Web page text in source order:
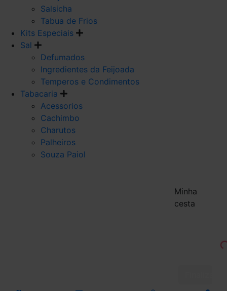
Salsicha
Tabua de Frios
Kits Especiais
Sal
Defumados
Ingredientes da Feijoada
Temperos e Condimentos
Tabacaria
Acessorios
Cachimbo
Charutos
Palheiros
Souza Paiol
Minha
cesta